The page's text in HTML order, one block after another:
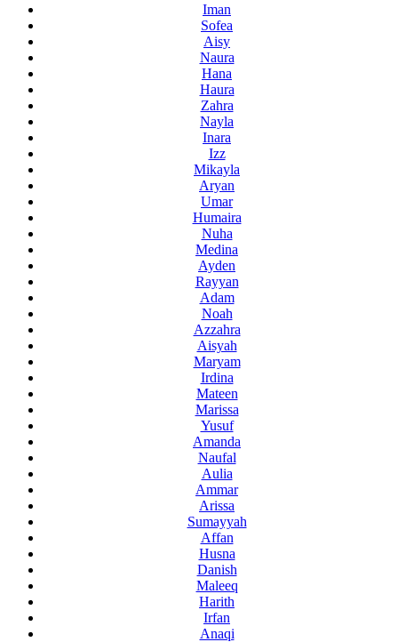
Iman
Sofea
Aisy
Naura
Hana
Haura
Zahra
Nayla
Inara
Izz
Mikayla
Aryan
Umar
Humaira
Nuha
Medina
Ayden
Rayyan
Adam
Noah
Azzahra
Aisyah
Maryam
Irdina
Mateen
Marissa
Yusuf
Amanda
Naufal
Aulia
Ammar
Arissa
Sumayyah
Affan
Husna
Danish
Maleeq
Harith
Irfan
Anaqi